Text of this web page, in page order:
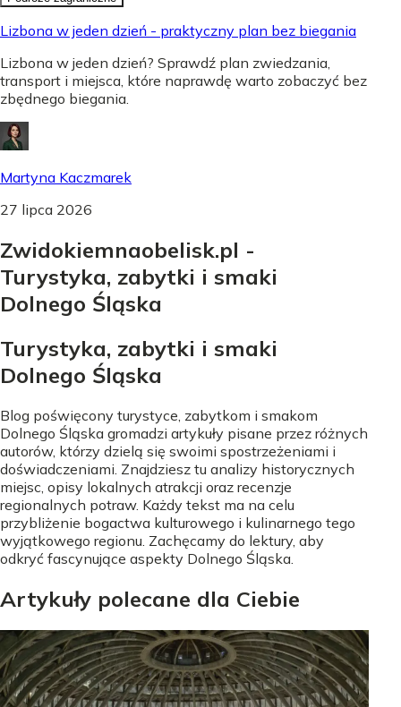
Lizbona w jeden dzień - praktyczny plan bez biegania
Lizbona w jeden dzień? Sprawdź plan zwiedzania,
transport i miejsca, które naprawdę warto zobaczyć bez
zbędnego biegania.
Martyna Kaczmarek
27 lipca 2026
Zwidokiemnaobelisk.pl -
Turystyka, zabytki i smaki
Dolnego Śląska
Turystyka, zabytki i smaki
Dolnego Śląska
Blog poświęcony turystyce, zabytkom i smakom
Dolnego Śląska gromadzi artykuły pisane przez różnych
autorów, którzy dzielą się swoimi spostrzeżeniami i
doświadczeniami. Znajdziesz tu analizy historycznych
miejsc, opisy lokalnych atrakcji oraz recenzje
regionalnych potraw. Każdy tekst ma na celu
przybliżenie bogactwa kulturowego i kulinarnego tego
wyjątkowego regionu. Zachęcamy do lektury, aby
odkryć fascynujące aspekty Dolnego Śląska.
Artykuły polecane dla Ciebie